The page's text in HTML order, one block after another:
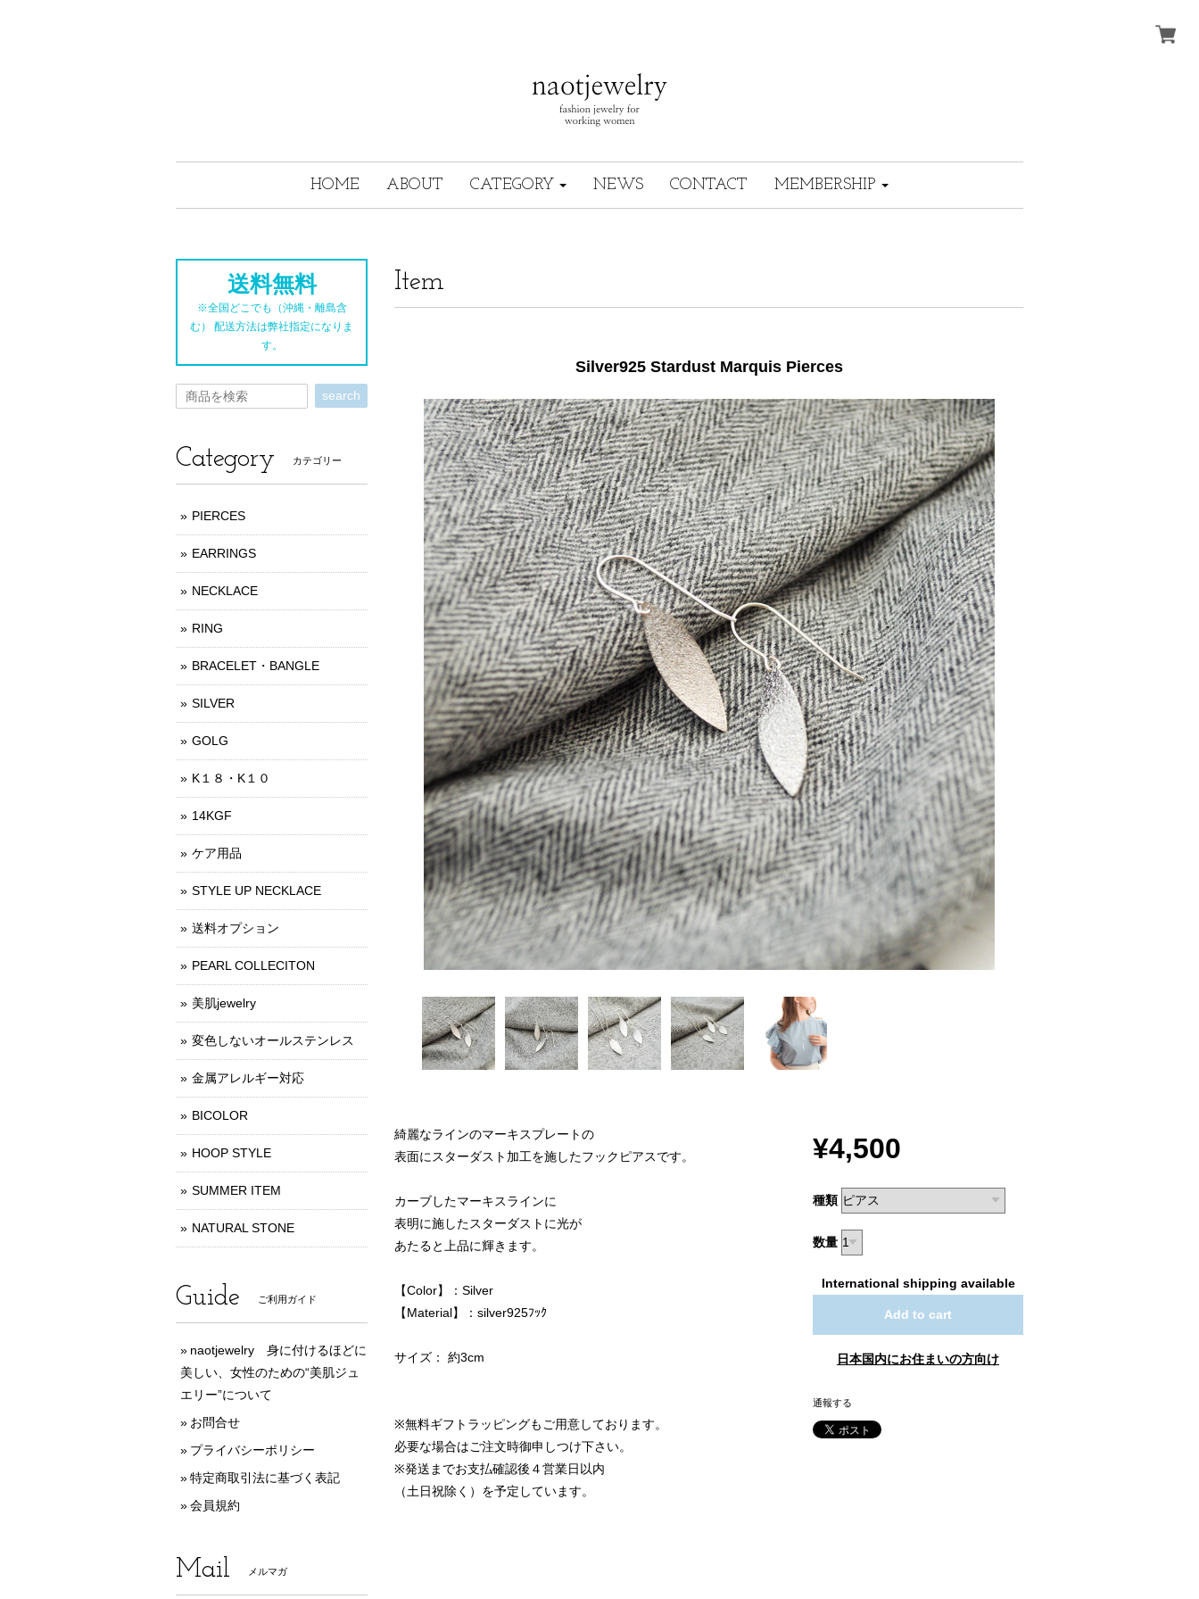
HOME ABOUT CATEGORY NEWS CONTACT MEMBERSHIP
Item
Silver925 Stardust Marquis Pierces
綺麗なラインのマーキスプレートの
表面にスターダスト加工を施したフックピアスです。
カーブしたマーキスラインに
表明に施したスターダストに光が
あたると上品に輝きます。
【Color】：Silver
【Material】：silver925ﾌｯｸ
サイズ： 約3cm
※無料ギフトラッピングもご用意しております。
必要な場合はご注文時御申しつけ下さい。
※発送までお支払確認後４営業日以内
（土日祝除く）を予定しています。
¥4,500
種類
数量
International shipping available
Add to cart
日本国内にお住まいの方向け
通報する
送料無料
※全国どこでも（沖縄・離島含
む） 配送方法は弊社指定になりま
す。
search
Category カテゴリー
PIERCES
EARRINGS
NECKLACE
RING
BRACELET・BANGLE
SILVER
GOLG
K１８・K１０
14KGF
ケア用品
STYLE UP NECKLACE
送料オプション
PEARL COLLECITON
美肌jewelry
変色しないオールステンレス
金属アレルギー対応
BICOLOR
HOOP STYLE
SUMMER ITEM
NATURAL STONE
Guide ご利用ガイド
naotjewelry 身に付けるほどに
美しい、女性のための“美肌ジュ
エリー”について
お問合せ
プライバシーポリシー
特定商取引法に基づく表記
会員規約
Mail メルマガ